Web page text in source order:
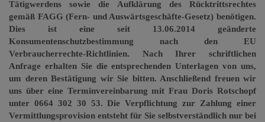
Tätigwerdens sowie die Aufklärung des Rücktrittsrechtes
gemäß FAGG (Fern- und Auswärtsgeschäfte-Gesetz) benötigen.
Dies ist eine seit 13.06.2014 geänderte
Konsumentenschutzbestimmung nach den EU
Verbraucherrechte-Richtlinien. Nach Ihrer schriftlichen
Anfrage erhalten Sie die entsprechenden Unterlagen von uns,
um deren Bestätigung wir Sie bitten. Anschließend freuen wir
uns über eine Terminvereinbarung mit Frau Doris Rotschopf
unter 0664 302 30 53. Die Verpflichtung zur Zahlung einer
Vermittlungsprovision entsteht für Sie selbstverständlich nur bei